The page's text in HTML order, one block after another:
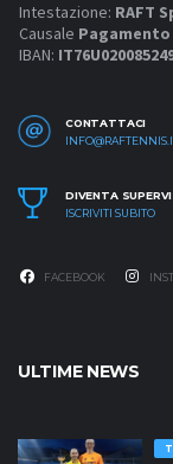
Intestazione: RAFT
Causale Pagamento
IBAN:
CONTATTACI
DIVENTA
ISCRIVITI SUBITO
FACEBOOK
ULTIME NEWS